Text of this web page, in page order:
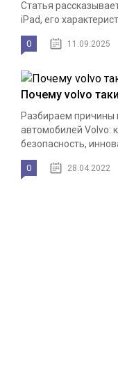
Статья
iPad, его
0 11.09.2025
Почему volvo
Разбираем причины
автомобилей Volvo:
безопасность,
0 28.04.2022